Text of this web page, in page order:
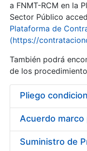
a FNMT-RCM en la
Sector Público
Plataforma de
(https://
También podrá
de los